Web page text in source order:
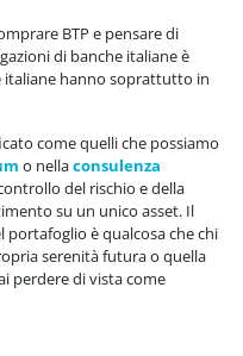
BTP e pensare di
di banche italiane è
italiane hanno soprattutto in
come quelli che possiamo
o nellaconsulenza
del rischio e della
su un unico asset. Il
è qualcosa che chi
serenità futura o quella
perdere di vista come